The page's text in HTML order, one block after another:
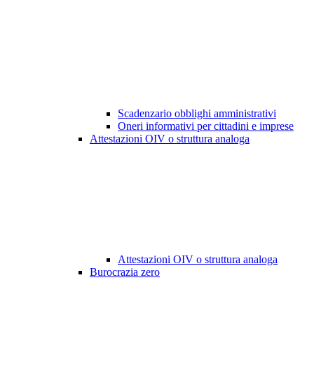
Scadenzario obblighi amministrativi
Oneri informativi per cittadini e imprese
Attestazioni OIV o struttura analoga
Attestazioni OIV o struttura analoga
Burocrazia zero